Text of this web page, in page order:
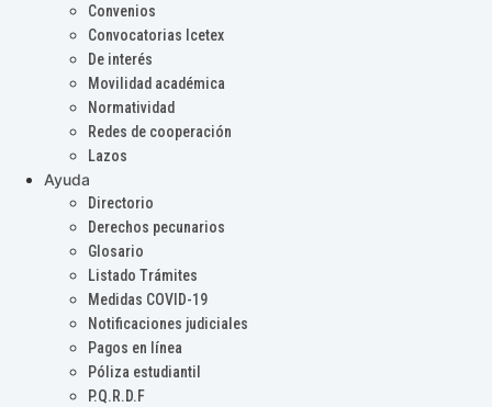
Convenios
Convocatorias Icetex
De interés
Movilidad académica
Normatividad
Redes de cooperación
Lazos
Ayuda
Directorio
Derechos pecunarios
Glosario
Listado Trámites
Medidas COVID-19
Notificaciones judiciales
Pagos en línea
Póliza estudiantil
P.Q.R.D.F